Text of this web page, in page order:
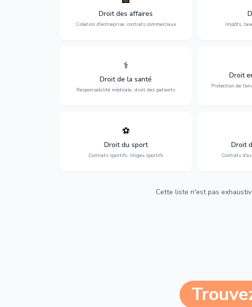
Droit des affaires
Création d'entreprise, contrats commerciaux
Accompagnement complet pour votre
entreprise : création, contrats
commerciaux, concurrence et litiges.
Impôts,
Optimisation
⚕️
Droit de la santé
Responsabilité médicale, droit des patients
Défense de vos droits médicaux : erreurs
médicales, responsabilité des praticiens
et indemnisation.
Droit
Protection de
⚽
Droit du sport
Contrats sportifs, litiges sportifs
Expertise en droit sportif : contrats de
sportifs, transferts, sponsoring et
contentieux.
Droit
Contrats
Défense
d'assurance,
Cette liste n'est pas